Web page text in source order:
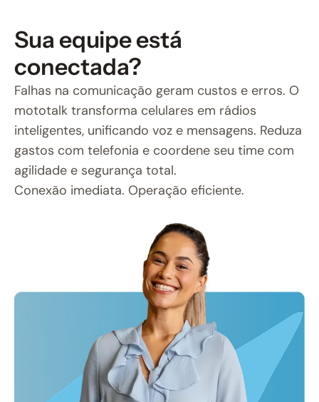
Sua equipe está
conectada?
Falhas na comunicação geram custos e erros. O
mototalk transforma celulares em rádios
inteligentes, unificando voz e mensagens. Reduza
gastos com telefonia e coordene seu time com
agilidade e segurança total.
Conexão imediata. Operação eficiente.